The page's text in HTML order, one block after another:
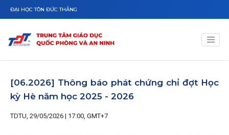
Nhảy đến nội dung
ĐẠI HỌC TÔN ĐỨC THẮNG
[06.2026] Thông báo phát chứng chỉ đợt Học
kỳ Hè năm học 2025 - 2026
TDTU, 29/05/2026 | 17:00, GMT+7